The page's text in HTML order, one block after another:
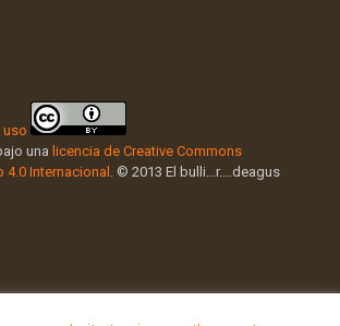
uso
una licencia de Creative Commons
Internacional . © 2013 El bulli...r....deagus